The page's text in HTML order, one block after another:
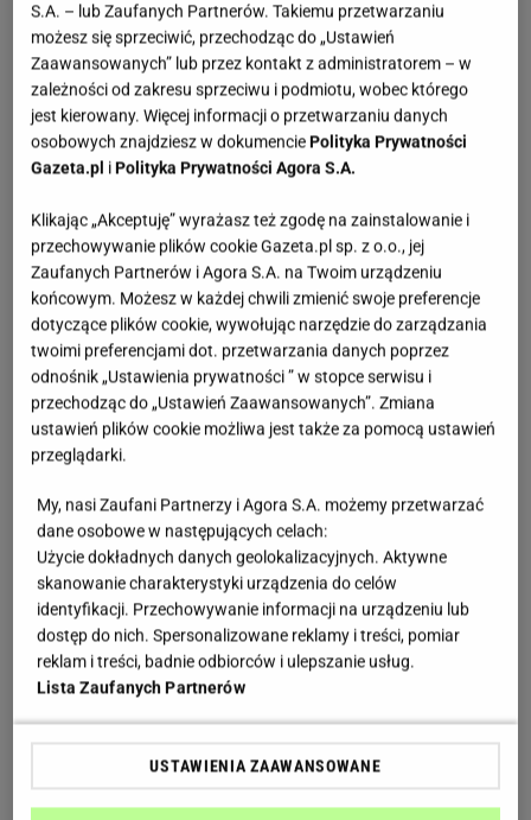
Bliźnięta
23 maja do 21 czerwca
Dzienny horoskop dla Bliźniąt
Tygodniowy horoskop dla Bliźniąt
Miesięczny horoskop dla Bliźniąt
Roczny horoskop dla Bliźniąt
Rak
22 czerwca do 22 lipca
Dzienny horoskop dla Raka
Tygodniowy horoskop dla Raka
Miesięczny horoskop dla Raka
Roczny horoskop dla Raka
S.A. – lub Zaufanych Partnerów. Takiemu przetwarzaniu
możesz się sprzeciwić, przechodząc do „Ustawień
Zaawansowanych” lub przez kontakt z administratorem – w
zależności od zakresu sprzeciwu i podmiotu, wobec którego
jest kierowany. Więcej informacji o przetwarzaniu danych
osobowych znajdziesz w dokumenciePolityka Prywatności
Gazeta.pl iPolityka Prywatności Agora S.A.
Klikając „Akceptuję” wyrażasz też zgodę na zainstalowanie i
przechowywanie plików cookie Gazeta.pl sp. z o.o., jej
Zaufanych Partnerów i Agora S.A. na Twoim urządzeniu
końcowym. Możesz w każdej chwili zmienić swoje preferencje
dotyczące plików cookie, wywołując narzędzie do zarządzania
twoimi preferencjami dot. przetwarzania danych poprzez
odnośnik „Ustawienia prywatności ” w stopce serwisu i
przechodząc do „Ustawień Zaawansowanych”. Zmiana
ustawień plików cookie możliwa jest także za pomocą ustawień
przeglądarki.
My, nasi Zaufani Partnerzy i Agora S.A. możemy przetwarzać
dane osobowe w następujących celach:
Użycie dokładnych danych geolokalizacyjnych. Aktywne
skanowanie charakterystyki urządzenia do celów
identyfikacji. Przechowywanie informacji na urządzeniu lub
dostęp do nich. Spersonalizowane reklamy i treści, pomiar
reklam i treści, badnie odbiorców i ulepszanie usług.
Lista Zaufanych Partnerów
USTAWIENIA ZAAWANSOWANE